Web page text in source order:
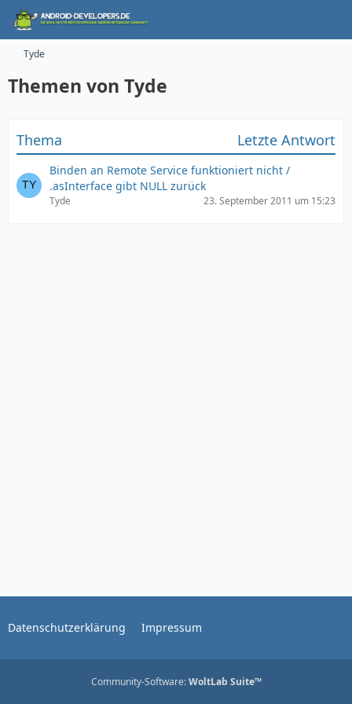
Tyde
Themen von Tyde
Thema Letzte Antwort
Binden an Remote Service funktioniert nicht /
.asInterface gibt NULL zurück
Tyde 23. September 2011 um 15:23
Datenschutzerklärung Impressum
Community-Software:WoltLab Suite™